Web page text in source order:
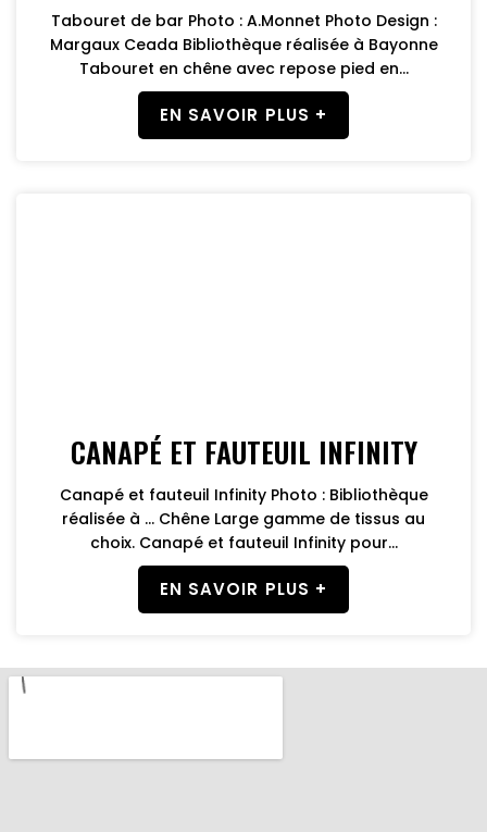
Tabouret de bar Photo : A.Monnet Photo Design :
Margaux Ceada Bibliothèque réalisée à Bayonne
Tabouret en chêne avec repose pied en...
EN SAVOIR PLUS +
CANAPÉ ET FAUTEUIL INFINITY
Canapé et fauteuil Infinity Photo : Bibliothèque
réalisée à … Chêne Large gamme de tissus au
choix. Canapé et fauteuil Infinity pour...
EN SAVOIR PLUS +